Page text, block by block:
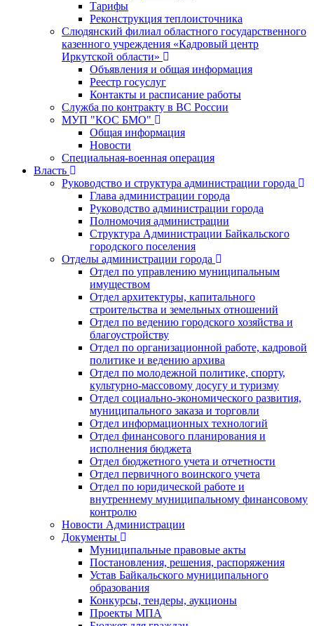
Тарифы
Реконструкция теплоисточника
Слюдянский филиал областного государственного
казенного учреждения «Кадровый центр
Иркутской области»
Объявления и общая информация
Реестр госуслуг
Контакты и расписание работы
Служба по контракту в ВС России
МУП "КОС БМО"
Общая информация
Новости
Специальная-военная операция
Власть
Руководство и структура администрации города
Глава администрации города
Руководство администрации города
Полномочия администрации
Структура Администрации Байкальского
городского поселения
Отделы администрации города
Отдел по управлению муниципальным
имуществом
Отдел архитектуры, капитального
строительства и земельных отношений
Отдел по ведению городского хозяйства и
благоустройству
Отдел по организационной работе, кадровой
политике и ведению архива
Отдел по молодежной политике, спорту,
культурно-массовому досугу и туризму
Отдел социально-экономического развития,
муниципального заказа и торговли
Отдел информационных технологий
Отдел финансового планирования и
исполнения бюджета
Отдел бюджетного учета и отчетности
Отдел первичного воинского учета
Отдел по юридической работе и
внутреннему муниципальному финансовому
контролю
Новости Администрации
Документы
Муниципальные правовые акты
Постановления, решения, распоряжения
Устав Байкальского муниципального
образования
Конкурсы, тендеры, аукционы
Проекты МПА